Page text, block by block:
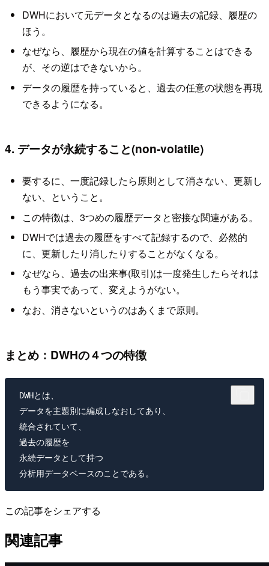
DWHにおいて元データとなるのは過去の記録、履歴の
ほう。
なぜなら、履歴から現在の値を計算することはできる
が、その逆はできないから。
データの履歴を持っていると、過去の任意の状態を再現
できるようになる。
4. データが永続すること(non-volatile)
要するに、一度記録したら原則として消さない、更新し
ない、ということ。
この特徴は、3つめの履歴データと密接な関連がある。
DWHでは過去の履歴をすべて記録するので、必然的
に、更新したり消したりすることがなくなる。
なぜなら、過去の出来事(取引)は一度発生したらそれは
もう事実であって、変えようがない。
なお、消さないというのはあくまで原則。
まとめ：DWHの４つの特徴
DWHとは、
データを主題別に編成しなおしてあり、
統合されていて、
過去の履歴を
永続データとして持つ
分析用データベースのことである。
この記事をシェアする
関連記事